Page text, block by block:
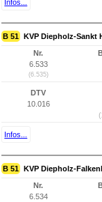
Infos...
B 51 KVP Diepholz-Sankt
Nr.
6.533
(6.535)
DTV
10.016
Infos...
B 51 KVP Diepholz-
Nr.
6.534